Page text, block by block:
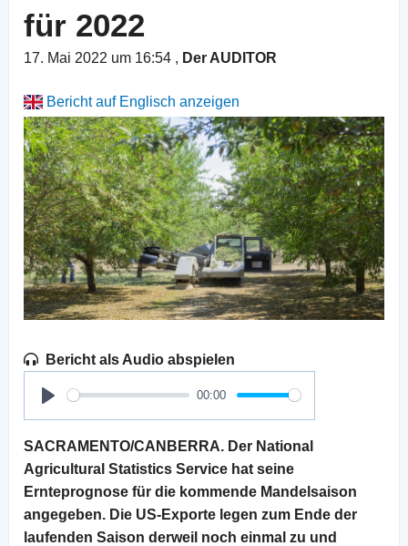
für 2022
17. Mai 2022 um 16:54 , Der AUDITOR
Bericht auf Englisch anzeigen
Bericht als Audio abspielen
Play
00:00
SACRAMENTO/CANBERRA. Der National
Agricultural Statistics Service hat seine
Ernteprognose für die kommende Mandelsaison
angegeben. Die US-Exporte legen zum Ende der
laufenden Saison derweil noch einmal zu und